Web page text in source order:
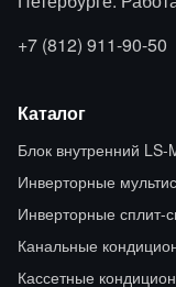
+7 (812) 911-90-50
Каталог
Блок внутренний LS-
Инверторные
Инверторные сплит-
Канальные
Кассетные